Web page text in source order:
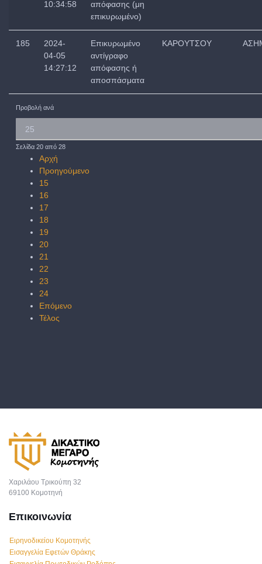
Προβολή ανά
Σελίδα 20 από 28
Αρχή
Προηγούμενο
15
16
17
18
19
20
21
22
23
24
Επόμενο
Τέλος
10:34:58
απόφασης (μη
επικυρωμένο)
185
2024-
04-05
14:27:12
Επικυρωμένο
αντίγραφο
απόφασης ή
αποσπάσματα
ΚΑΡΟΥΤΣΟΥ
Χαριλάου Τρικούπη 32
69100 Κομοτηνή
Επικοινωνία
Ειρηνοδικείου Κομοτηνής
Εισαγγελία Εφετών Θράκης